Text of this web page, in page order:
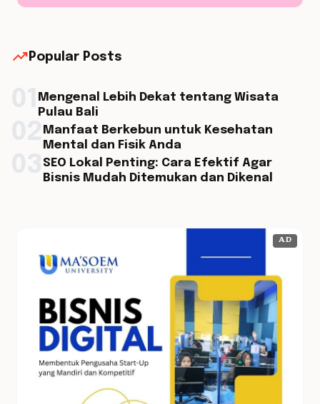
trending_up Popular Posts
Mengenal Lebih Dekat tentang Wisata
Pulau Bali
Manfaat Berkebun untuk Kesehatan
Mental dan Fisik Anda
SEO Lokal Penting: Cara Efektif Agar
Bisnis Mudah Ditemukan dan Dikenal
AD